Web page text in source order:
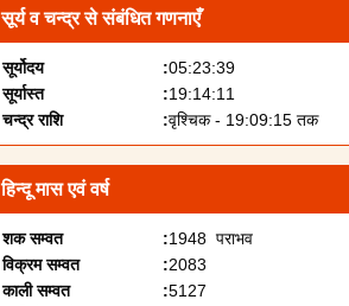
सूर्य व चन्द्र से संबंधित गणनाएँ
सूर्योदय
05:23:39
सूर्यास्त
19:14:11
चन्द्र राशि
वृश्चिक - 19:09:15 तक
हिन्दू मास एवं वर्ष
शक सम्वत
1948 पराभव
विक्रम सम्वत
2083
काली सम्वत
5127